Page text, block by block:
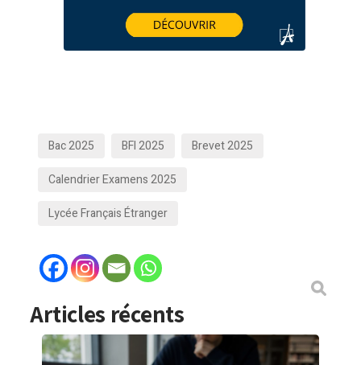
Bac 2025 BFI 2025
Brevet 2025
Calendrier Examens 2025
Lycée Français Étranger
Articles récents